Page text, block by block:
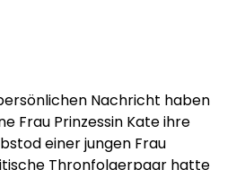
Nachricht haben
Frau Prinzessin Kate ihre
einer jungen Frau
Thronfolgerpaar hatte